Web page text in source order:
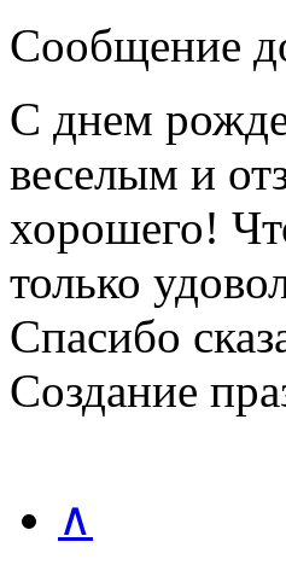
Сообщение
С днем
веселым и
хорошего!
только
Спасибо
Создание
∧